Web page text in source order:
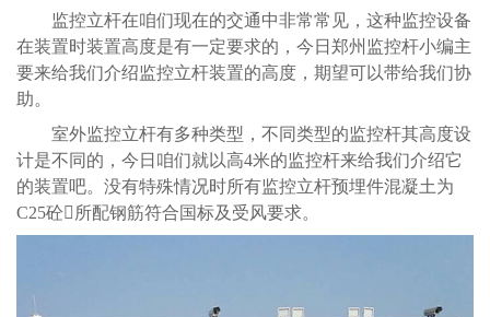
监控立杆在咱们现在的交通中非常常见，这种监控设备
在装置时装置高度是有一定要求的，今日郑州监控杆小编主
要来给我们介绍监控立杆装置的高度，期望可以带给我们协
助。
室外监控立杆有多种类型，不同类型的监控杆其高度设
计是不同的，今日咱们就以高4米的监控杆来给我们介绍它
的装置吧。没有特殊情况时所有监控立杆预埋件混凝土为
C25砼所配钢筋符合国标及受风要求。